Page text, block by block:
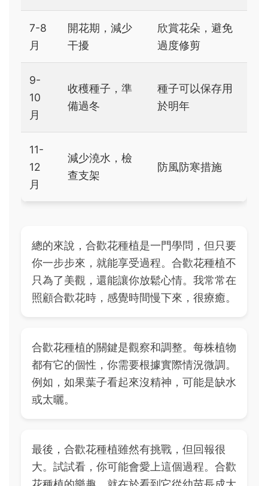
7-8
月
開花期，減少
干擾
欣賞花朵，避免
過度修剪
9-
10
月
收穫種子，準
備過冬
種子可以保存用
於明年
11-
12
月
減少澆水，檢
查支架
防風防寒措施
總的來說，合歡花種植是一門學問，但只要
你一步步來，就能享受過程。合歡花種植不
只為了美觀，還能讓你放鬆心情。我常常在
照顧合歡花時，感覺時間慢下來，很療癒。
合歡花種植的關鍵是觀察和調整。每株植物
都有它的個性，你需要根據實際情況微調。
例如，如果葉子看起來沒精神，可能是缺水
或太曬。
最後，合歡花種植雖然有挑戰，但回報很
大。試試看，你可能會愛上這個過程。合歡